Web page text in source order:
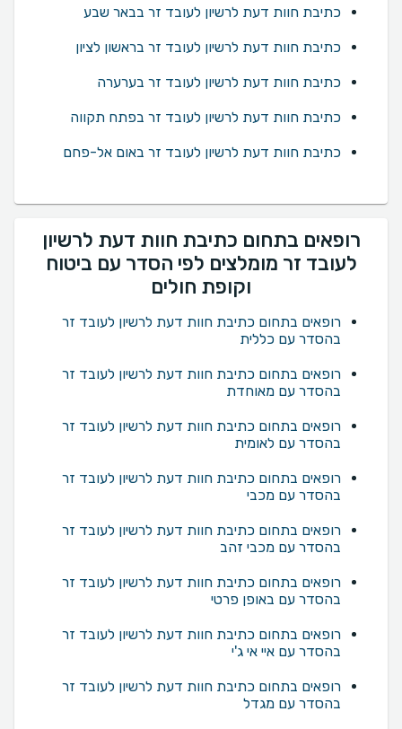
כתיבת חוות דעת לרשיון לעובד זר בבאר שבע
כתיבת חוות דעת לרשיון לעובד זר בראשון לציון
כתיבת חוות דעת לרשיון לעובד זר בערערה
כתיבת חוות דעת לרשיון לעובד זר בפתח תקווה
כתיבת חוות דעת לרשיון לעובד זר באום אל-פחם
רופאים בתחום כתיבת חוות דעת לרשיון
לעובד זר מומלצים לפי הסדר עם ביטוח
וקופת חולים
רופאים בתחום כתיבת חוות דעת לרשיון לעובד זר
בהסדר עם כללית
רופאים בתחום כתיבת חוות דעת לרשיון לעובד זר
בהסדר עם מאוחדת
רופאים בתחום כתיבת חוות דעת לרשיון לעובד זר
בהסדר עם לאומית
רופאים בתחום כתיבת חוות דעת לרשיון לעובד זר
בהסדר עם מכבי
רופאים בתחום כתיבת חוות דעת לרשיון לעובד זר
בהסדר עם מכבי זהב
רופאים בתחום כתיבת חוות דעת לרשיון לעובד זר
בהסדר עם באופן פרטי
רופאים בתחום כתיבת חוות דעת לרשיון לעובד זר
בהסדר עם איי אי ג'י
רופאים בתחום כתיבת חוות דעת לרשיון לעובד זר
בהסדר עם מגדל